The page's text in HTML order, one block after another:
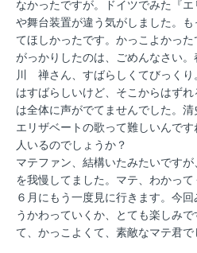
なかったですが。ドイツでみた『
や舞台装置が違う気がしました。
てほしかったです。かっこよかった
がっかりしたのは、ごめんなさい
川 禅さん、すばらしくてびっくり
はすばらしいけど、そこからはず
は全体に声がでてませんでした。清
エリザベートの歌って難しいんで
人いるのでしょうか？
マテファン、結構いたみたいです
を我慢してました。マテ、わかって
６月にもう一度見に行きます。今
うかわっていくか、とても楽しみ
て、かっこよくて、素敵なマテ君で